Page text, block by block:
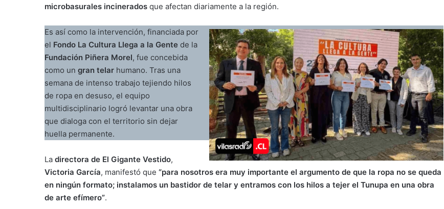
microbasurales incinerados que afectan diariamente a la región.
Es así como la intervención, financiada por
el Fondo La Cultura Llega a la Gente de la
Fundación Piñera Morel, fue concebida
como un gran telar humano. Tras una
semana de intenso trabajo tejiendo hilos
de ropa en desuso, el equipo
multidisciplinario logró levantar una obra
que dialoga con el territorio sin dejar
huella permanente.
La directora de El Gigante Vestido,
Victoria García, manifestó que “para nosotros era muy importante el argumento de que la ropa no se queda
en ningún formato; instalamos un bastidor de telar y entramos con los hilos a tejer el Tunupa en una obra
de arte efímero”.